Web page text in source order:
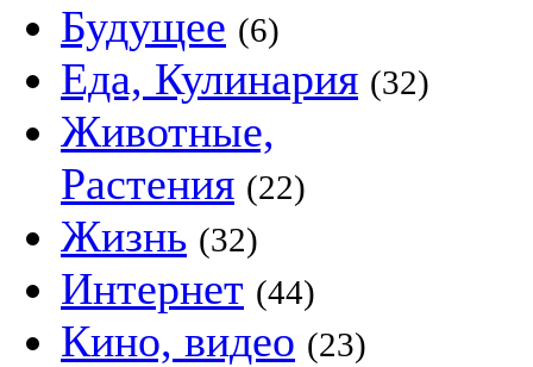
Будущее (6)
Еда, Кулинария (32)
Животные,
Растения (22)
Жизнь (32)
Интернет (44)
Кино, видео (23)